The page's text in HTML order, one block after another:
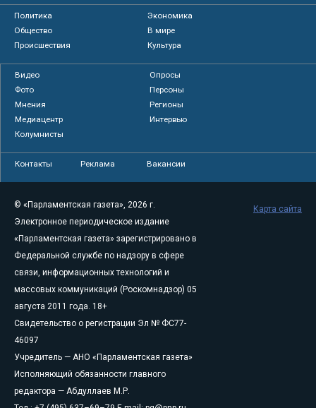
Политика
Экономика
Общество
В мире
Происшествия
Культура
Видео
Опросы
Фото
Персоны
Мнения
Регионы
Медиацентр
Интервью
Колумнисты
Контакты Реклама Вакансии
© «Парламентская газета», 2026 г.
Электронное периодическое издание
«Парламентская газета» зарегистрировано в
Федеральной службе по надзору в сфере
связи, информационных технологий и
массовых коммуникаций (Роскомнадзор) 05
августа 2011 года. 18+
Свидетельство о регистрации Эл № ФС77-
46097
Учредитель — АНО «Парламентская газета»
Исполняющий обязанности главного
редактора — Абдуллаев М.Р.
Карта сайта